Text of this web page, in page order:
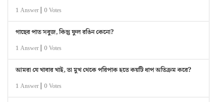
1 Answer | 0 Votes
গাছের পাত সবুজ, কিন্তু ফুল রঙিন কেনো?
1 Answer | 0 Votes
আমরা যে খাবার খাই, তা মুখ থেকে পরিপাক হতে কয়টি ধাপ অতিক্রম করে?
1 Answer | 0 Votes